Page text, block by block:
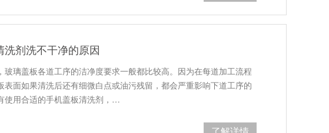
剂洗不干净的原因
玻璃盖板各道工序的洁净度要求一般都比较高。因为在每道加工流程
表面如果清洗后还有细微白点或油污残留，都会严重影响下道工序的
使用合适的手机盖板清洗剂，…